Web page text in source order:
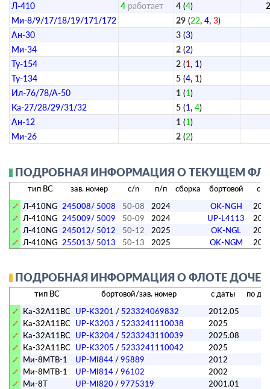
Л-410
4 работает 4 (4)
Ми-8/9/17/18/19/171/172
29 (22, 4, 3)
Ан-30
3 (3)
Ми-34
2 (2)
Ту-154
2 (1, 1)
Ту-134
5 (4, 1)
Ил-76/78/А-50
1 (1)
Ка-27/28/29/31/32
5 (1, 4)
Ан-12
1 (1)
Ми-26
2 (2)
ПОДРОБНАЯ ИНФОРМАЦИЯ О ТЕКУЩЕМ
тип ВС зав. номер c/n п/п сборка бортовой
с
Л-410NG 245008/ 5008 50-08 2024 OK-NGH
Л-410NG 245009/ 5009 50-09 2024 UP-L4113
Л-410NG 245012/ 5012 50-12 2025 OK-NGL
Л-410NG 255013/ 5013 50-13 2025 OK-NGM
ПОДРОБНАЯ ИНФОРМАЦИЯ О ФЛОТЕ
тип ВС бортовой/зав. номер с даты
по
Ка-32А11BC UP-K3201 / 523324069832
2012.05
Ка-32А11BC UP-K3203 / 5233241110038
2025
Ка-32А11BC UP-K3204 / 5233243110039
2025.08
Ка-32А11BC UP-K3205 / 5233241110042
2025
Ми-8МТВ-1
UP-MI844 /95889
2012
Ми-8МТВ-1
UP-MI814 /96102
2002
Ми-8Т
UP-MI820 /9775319
2001.01